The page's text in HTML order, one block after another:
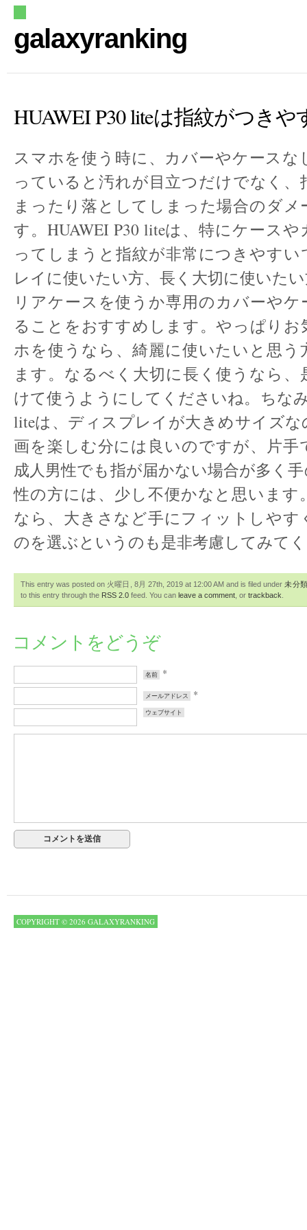
galaxyranking
HUAWEI P30 liteは指紋がつきや
スマホを使う時に、カバーやケースな
っていると汚れが目立つだけでなく、
まったり落としてしまった場合のダ
す。HUAWEI P30 liteは、特にケース
ってしまうと指紋が非常につきやすい
レイに使いたい方、長く大切に使いた
リアケースを使うか専用のカバーや
ることをおすすめします。やっぱりお
ホを使うなら、綺麗に使いたいと思う
ます。なるべく大切に長く使うなら
けて使うようにしてくださいね。ちな
liteは、ディスプレイが大きめサイズ
画を楽しむ分には良いのですが、片手
成人男性でも指が届かない場合が多く
性の方には、少し不便かなと思います
なら、大きさなど手にフィットしやす
のを選ぶというのも是非考慮してみて
This entry was posted on 火曜日, 8月 27th, 2019 at 12:00 AM and is filed under未分類
to this entry through the RSS 2.0 feed. You can leave a comment , or trackback
コメントをどうぞ
名前 *
メールアドレス *
ウェブサイト
COPYRIGHT © 2026 GALAXYRANKING